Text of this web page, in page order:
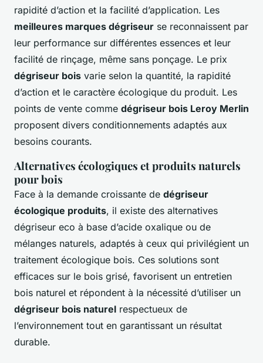
rapidité d’action et la facilité d’application. Les
meilleures marques dégriseur se reconnaissent par
leur performance sur différentes essences et leur
facilité de rinçage, même sans ponçage. Le prix
dégriseur bois varie selon la quantité, la rapidité
d’action et le caractère écologique du produit. Les
points de vente comme dégriseur bois Leroy Merlin
proposent divers conditionnements adaptés aux
besoins courants.
Alternatives écologiques et produits naturels
pour bois
Face à la demande croissante de dégriseur
écologique produits, il existe des alternatives
dégriseur eco à base d’acide oxalique ou de
mélanges naturels, adaptés à ceux qui privilégient un
traitement écologique bois. Ces solutions sont
efficaces sur le bois grisé, favorisent un entretien
bois naturel et répondent à la nécessité d’utiliser un
dégriseur bois naturel respectueux de
l’environnement tout en garantissant un résultat
durable.